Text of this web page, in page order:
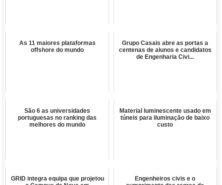
As 11 maiores plataformas
offshore do mundo
Grupo Casais abre as portas a
centenas de alunos e candidatos
de Engenharia Civi...
São 6 as universidades
portuguesas no ranking das
melhores do mundo
Material luminescente usado em
túneis para iluminação de baixo
custo
GRID integra equipa que projetou
Engenheiros civis e o